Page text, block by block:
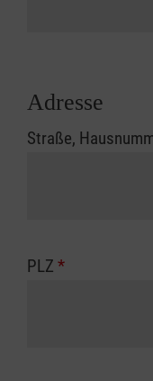
Adresse
Straße,
PLZ *